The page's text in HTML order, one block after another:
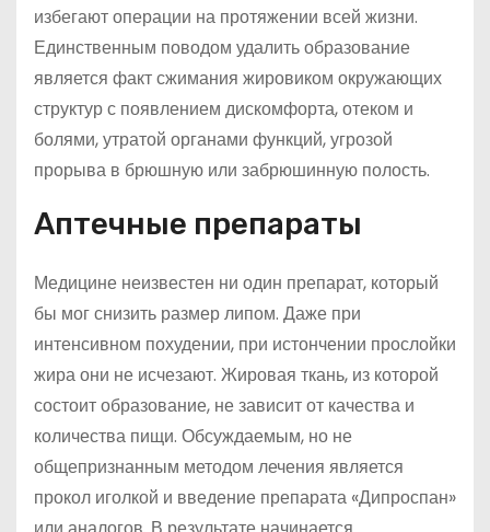
избегают операции на протяжении всей жизни.
Единственным поводом удалить образование
является факт сжимания жировиком окружающих
структур с появлением дискомфорта, отеком и
болями, утратой органами функций, угрозой
прорыва в брюшную или забрюшинную полость.
Аптечные препараты
Медицине неизвестен ни один препарат, который
бы мог снизить размер липом. Даже при
интенсивном похудении, при истончении прослойки
жира они не исчезают. Жировая ткань, из которой
состоит образование, не зависит от качества и
количества пищи. Обсуждаемым, но не
общепризнанным методом лечения является
прокол иголкой и введение препарата «Дипроспан»